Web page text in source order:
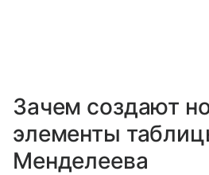
Зачем создают
элементы
Менделеева